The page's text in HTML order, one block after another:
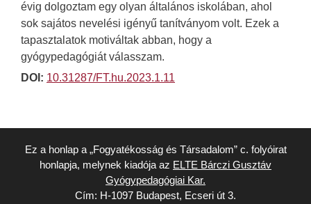
évig dolgoztam egy olyan általános iskolában, ahol
sok sajátos nevelési igényű tanítványom volt. Ezek a
tapasztalatok motiváltak abban, hogy a
gyógypedagógiát válasszam.
DOI: 10.31287/FT.hu.2023.1.11
Ez a honlap a „Fogyatékosság és Társadalom” c. folyóirat
honlapja, melynek kiadója az ELTE Bárczi Gusztáv
Gyógypedagógiai Kar.
Cím: H-1097 Budapest, Ecseri út 3.